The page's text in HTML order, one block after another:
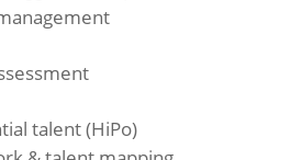
talent (HiPo)